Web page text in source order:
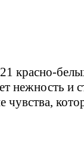
красно-
нежность и
чувства,